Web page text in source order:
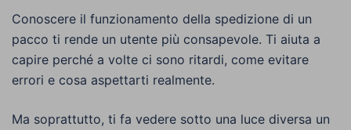
Conoscere il funzionamento della spedizione di un
pacco ti rende un utente più consapevole. Ti aiuta a
capire perché a volte ci sono ritardi, come evitare
errori e cosa aspettarti realmente.
Ma soprattutto, ti fa vedere sotto una luce diversa un